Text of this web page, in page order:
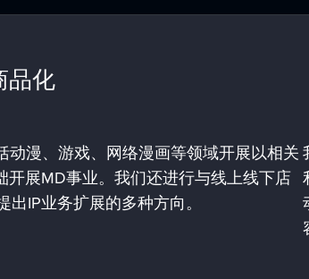
品化
动漫、游戏、网络漫画等领域开展以相关
开展MD事业。我们还进行与线上线下店
出IP业务扩展的多种方向。